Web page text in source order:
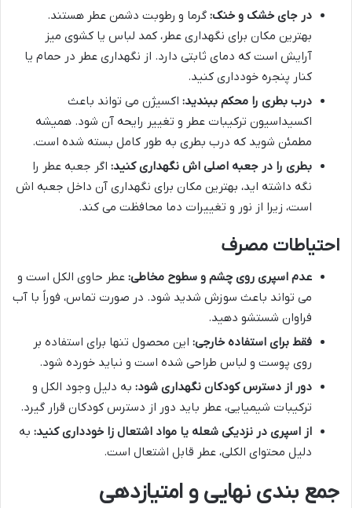
در جای خشک و خنک: گرما و رطوبت دشمن عطر هستند.
بهترین مکان برای نگهداری عطر، کمد لباس یا کشوی میز
آرایش است که دمای ثابتی دارد. از نگهداری عطر در حمام یا
کنار پنجره خودداری کنید.
درب بطری را محکم ببندید: اکسیژن می تواند باعث
اکسیداسیون ترکیبات عطر و تغییر رایحه آن شود. همیشه
مطمئن شوید که درب بطری به طور کامل بسته شده است.
بطری را در جعبه اصلی اش نگهداری کنید: اگر جعبه عطر را
نگه داشته اید، بهترین مکان برای نگهداری آن داخل جعبه اش
است، زیرا از نور و تغییرات دما محافظت می کند.
احتیاطات مصرف
عدم اسپری روی چشم و سطوح مخاطی: عطر حاوی الکل است و
می تواند باعث سوزش شدید شود. در صورت تماس، فوراً با آب
فراوان شستشو دهید.
فقط برای استفاده خارجی: این محصول تنها برای استفاده بر
روی پوست و لباس طراحی شده است و نباید خورده شود.
دور از دسترس کودکان نگهداری شود: به دلیل وجود الکل و
ترکیبات شیمیایی، عطر باید دور از دسترس کودکان قرار گیرد.
از اسپری در نزدیکی شعله یا مواد اشتعال زا خودداری کنید: به
دلیل محتوای الکلی، عطر قابل اشتعال است.
جمع بندی نهایی و امتیازدهی